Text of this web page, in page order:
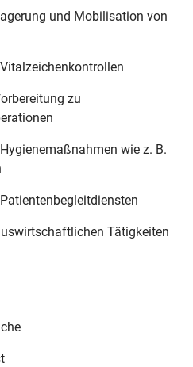
und Mobilisation von
zu
wie z. B.
Tätigkeiten